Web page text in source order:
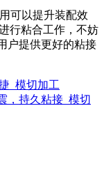
可以提升装配效
行粘合工作，不妨
户提供更好的粘接
_模切加工
，持久粘接_模切